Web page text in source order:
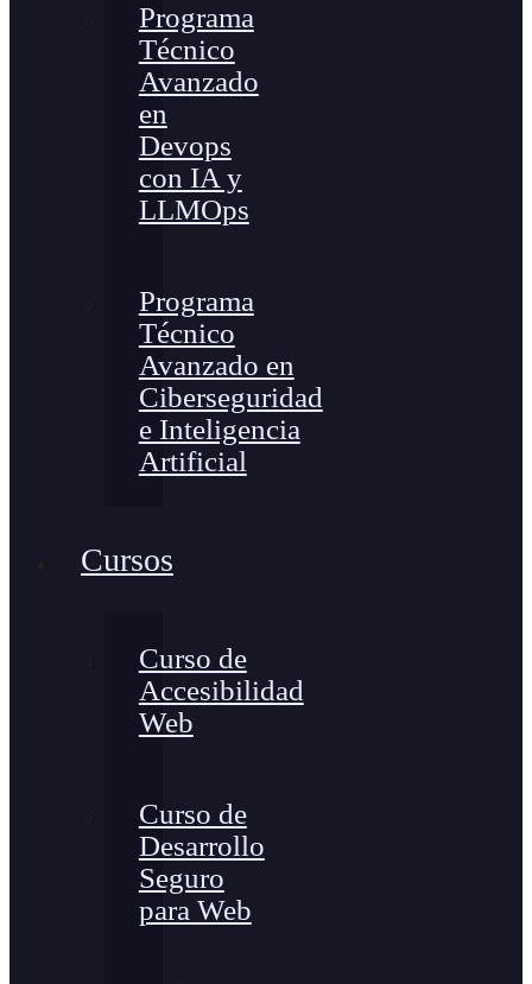
Programa
Técnico
Avanzado
en
Devops
con IA y
LLMOps
Programa
Técnico
Avanzado en
Ciberseguridad
e Inteligencia
Artificial
Cursos
Curso de
Accesibilidad
Web
Curso de
Desarrollo
Seguro
para Web